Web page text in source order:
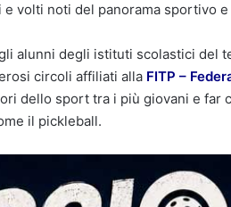
volti noti del panorama sportivo
alunni degli istituti scolastici del
circoli affiliati alla FITP –
dello sport tra i più giovani e far
e il pickleball.